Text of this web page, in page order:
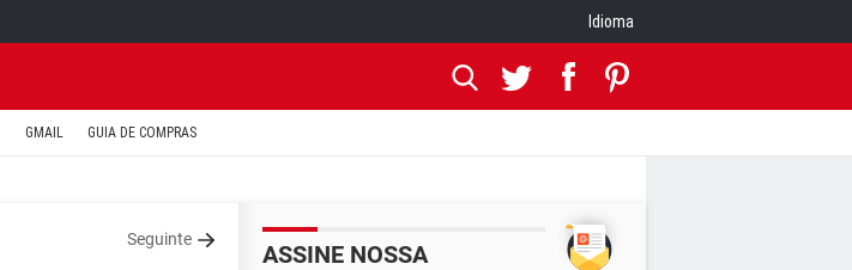
Idioma
GMAIL GUIA DE COMPRAS
Seguinte
ASSINE NOSSA